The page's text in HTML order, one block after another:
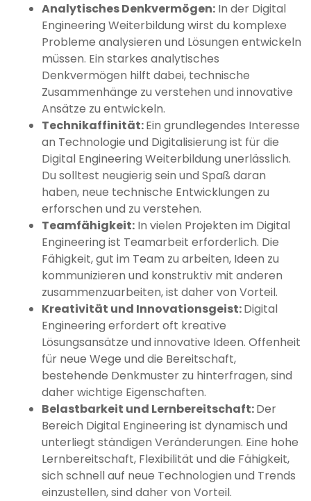
Analytisches Denkvermögen: In der Digital
Engineering Weiterbildung wirst du komplexe
Probleme analysieren und Lösungen entwickeln
müssen. Ein starkes analytisches
Denkvermögen hilft dabei, technische
Zusammenhänge zu verstehen und innovative
Ansätze zu entwickeln.
Technikaffinität:Ein grundlegendes Interesse
an Technologie und Digitalisierung ist für die
Digital Engineering Weiterbildung unerlässlich.
Du solltest neugierig sein und Spaß daran
haben, neue technische Entwicklungen zu
erforschen und zu verstehen.
Teamfähigkeit: In vielen Projekten im Digital
Engineering ist Teamarbeit erforderlich. Die
Fähigkeit, gut im Team zu arbeiten, Ideen zu
kommunizieren und konstruktiv mit anderen
zusammenzuarbeiten, ist daher von Vorteil.
Kreativität und Innovationsgeist:Digital
Engineering erfordert oft kreative
Lösungsansätze und innovative Ideen. Offenheit
für neue Wege und die Bereitschaft,
bestehende Denkmuster zu hinterfragen, sind
daher wichtige Eigenschaften.
Belastbarkeit und Lernbereitschaft:Der
Bereich Digital Engineering ist dynamisch und
unterliegt ständigen Veränderungen. Eine hohe
Lernbereitschaft, Flexibilität und die Fähigkeit,
sich schnell auf neue Technologien und Trends
einzustellen, sind daher von Vorteil.